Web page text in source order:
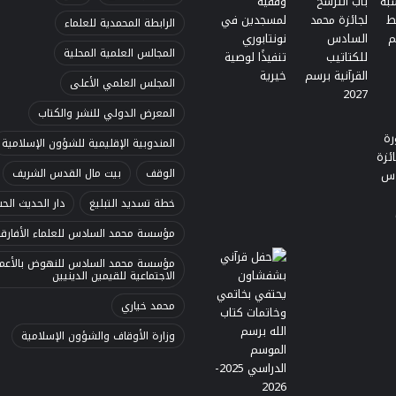
الرابطة المحمدية للعلماء
المجالس العلمية المحلية
المجلس العلمي الأعلى
المعرض الدولي للنشر والكتاب
المندوبية الإقليمية للشؤون الإسلامية
الوقف
بيت مال القدس الشريف
خطة تسديد التبليغ
دار الحديث
مؤسسة محمد السادس للعلماء
مؤسسة محمد السادس للنهوض
الاجتماعية للقيمين الدينيين
محمد خياري
وزارة الأوقاف والشؤون الإسلامية